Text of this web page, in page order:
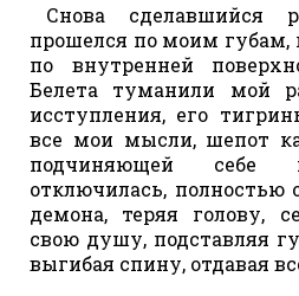
Снова сделавшийся
прошелся по моим губам,
по внутренней
Белета туманили мой
исступления, его
все мои мысли, шепот
подчиняющей
отключилась, полностью
демона, теряя голову,
свою душу, подставляя
выгибая спину, отдавая